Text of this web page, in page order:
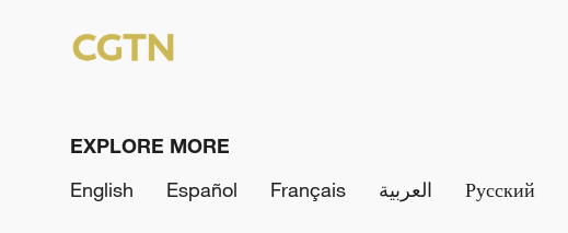
EXPLORE MORE
English
Español Français العربية Русский